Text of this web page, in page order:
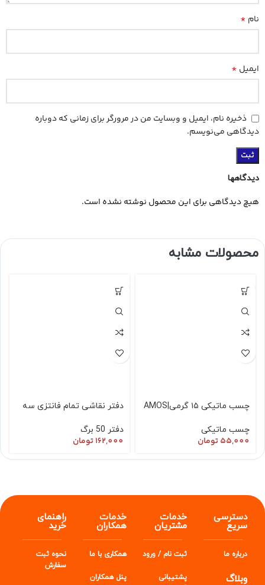
دیدگاهها
هیچ دیدگاهی برای این محصول نوشته نشده است.
نام *
ایمیل *
ذخیره نام، ایمیل و وبسایت من در مرورگر برای زمانی که دوباره
دیدگاهی می‌نویسم.
محصولات مشابه
چسب ماتیکی ۱۵ گرمی|AMOS
چسب ماتیکی
55,000تومان
دفتر نقاشی تمام فانتزی سه
دفتر 50 برگ
162,000تومان
دسترسی
سریع
درباره ما
وبلاگ
خدمات
مشتریان
ثبت نام / ورود
پشتیبانی
خدمات
همکاران
همکاری با ما
پنلهمکاران
راهنمای
خرید
نحوه ثبت
سفارش